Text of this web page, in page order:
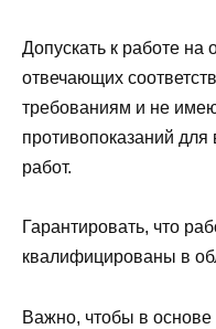
Допускать к работе на
отвечающих
требованиям и не
противопоказаний
работ.
Гарантировать, что
квалифицированы в
Важно, чтобы в